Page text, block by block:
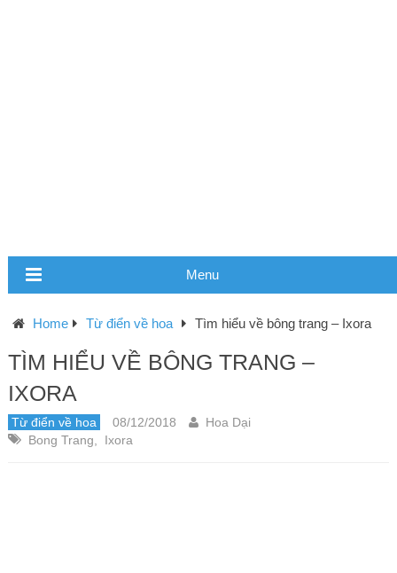
Menu
Home Từ điển về hoa Tìm hiểu về bông trang – Ixora
TÌM HIỂU VỀ BÔNG TRANG –
IXORA
Từ điển về hoa 08/12/2018
Hoa Dại
Bong Trang
Ixora